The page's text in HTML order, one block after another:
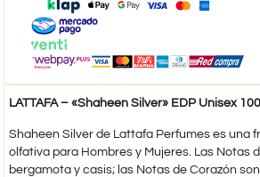
LATTAFA – «Shaheen Silver» EDP Unisex
Shaheen Silver de Lattafa Perfumes es una
olfativa para Hombres y Mujeres. Las Notas
bergamota y casis; las Notas de Corazón